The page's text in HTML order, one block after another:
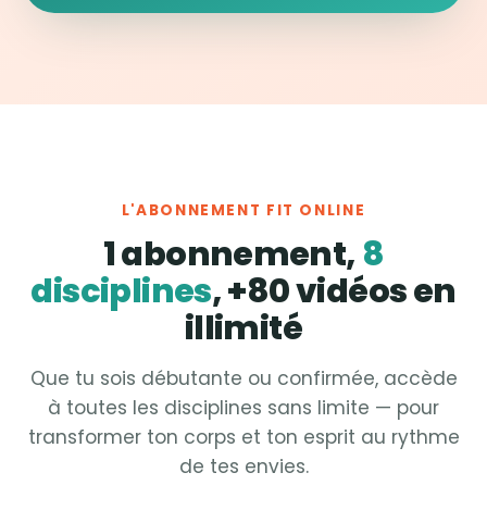
L'ABONNEMENT FIT ONLINE
1 abonnement, 8
disciplines, +80 vidéos en
illimité
Que tu sois débutante ou confirmée, accède
à toutes les disciplines sans limite — pour
transformer ton corps et ton esprit au rythme
de tes envies.